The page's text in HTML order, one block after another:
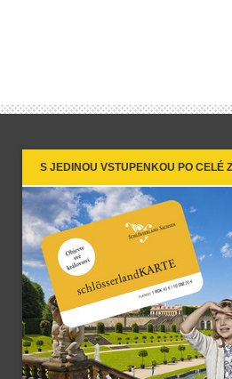
S JEDINOU VSTUPENKOU PO CELÉ